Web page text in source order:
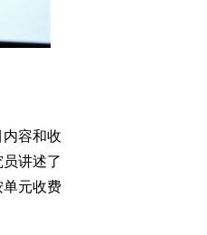
容和收
讲述了
元收费